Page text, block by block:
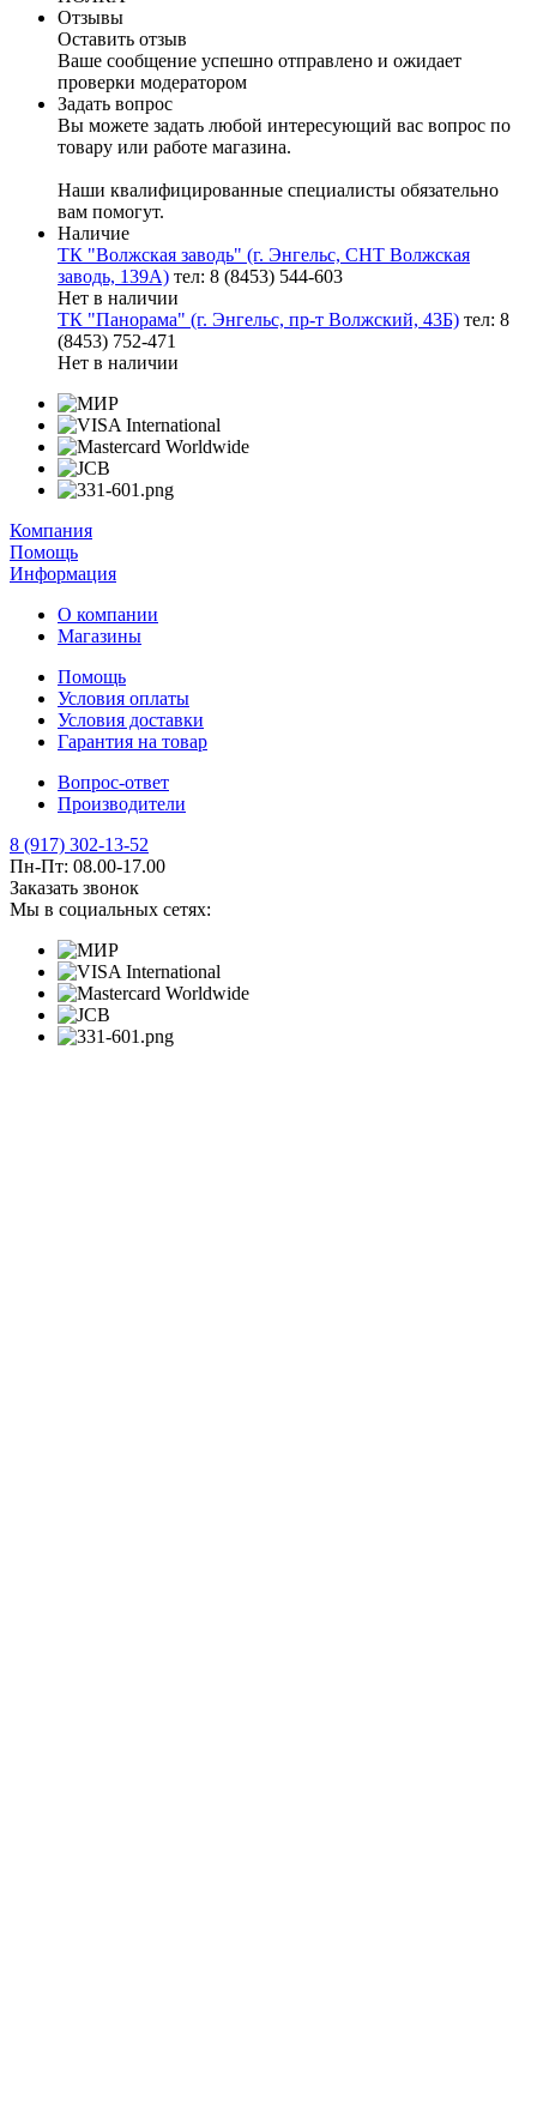
Отзывы
Оставить отзыв
Ваше сообщение успешно отправлено и ожидает
проверки модератором
Задать вопрос
Вы можете задать любой интересующий вас вопрос по
товару или работе магазина.
Наши квалифицированные специалисты обязательно
вам помогут.
Наличие
ТК "Волжская заводь" (г. Энгельс, СНТ Волжская
заводь, 139А) тел: 8 (8453) 544-603
Нет в наличии
ТК "Панорама" (г. Энгельс, пр-т Волжский, 43Б) тел: 8
(8453) 752-471
Нет в наличии
Компания
Помощь
Информация
О компании
Магазины
Помощь
Условия оплаты
Условия доставки
Гарантия на товар
Вопрос-ответ
Производители
8 (917) 302-13-52
Пн-Пт: 08.00-17.00
Заказать звонок
Мы в социальных сетях: